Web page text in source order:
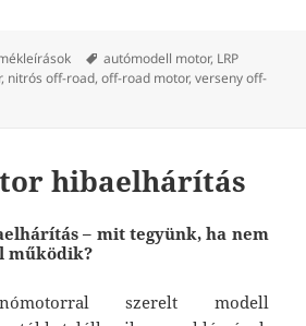
Címke
autómodell motor, LRP
, nitrós off-road,off-road motor,verseny off-
hibaelhárítás
– mit tegyünk, ha nem
működik?
szerelt modell